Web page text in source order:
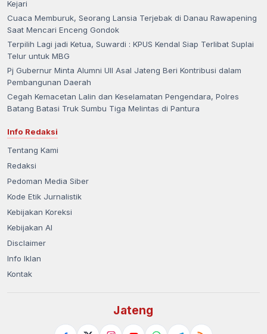
Kejari
Cuaca Memburuk, Seorang Lansia Terjebak di Danau Rawapening
Saat Mencari Enceng Gondok
Terpilih Lagi jadi Ketua, Suwardi : KPUS Kendal Siap Terlibat Suplai
Telur untuk MBG
Pj Gubernur Minta Alumni UII Asal Jateng Beri Kontribusi dalam
Pembangunan Daerah
Cegah Kemacetan Lalin dan Keselamatan Pengendara, Polres
Batang Batasi Truk Sumbu Tiga Melintas di Pantura
Info Redaksi
Tentang Kami
Redaksi
Pedoman Media Siber
Kode Etik Jurnalistik
Kebijakan Koreksi
Kebijakan AI
Disclaimer
Info Iklan
Kontak
Jateng